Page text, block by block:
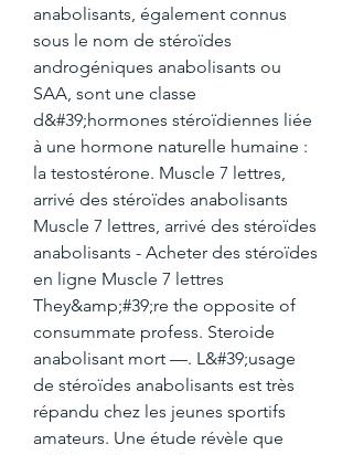
anabolisants, également connus
sous le nom de stéroïdes
androgéniques anabolisants ou
SAA, sont une classe
d&#39;hormones stéroïdiennes liée
à une hormone naturelle humaine :
la testostérone. Muscle 7 lettres,
arrivé des stéroïdes anabolisants
Muscle 7 lettres, arrivé des stéroïdes
anabolisants - Acheter des stéroïdes
en ligne Muscle 7 lettres
They&amp;#39;re the opposite of
consummate profess. Steroide
anabolisant mort —. L&#39;usage
de stéroïdes anabolisants est très
répandu chez les jeunes sportifs
amateurs. Une étude révèle que